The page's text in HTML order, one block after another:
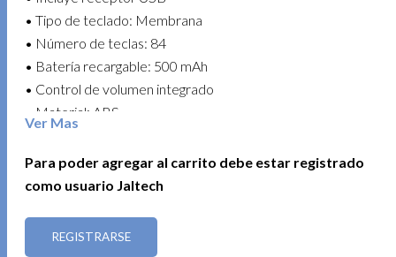
• Tipo de teclado: Membrana
• Número de teclas: 84
• Batería recargable: 500 mAh
• Control de volumen integrado
• Material: ABS
Ideal para oficina, estudio o uso diario, combinando
conectividad versátil y diseño compacto en un solo
MINI MOUSE 2.4G BLACK 9511 COD. 11323
Ver Mas
Para poder agregar al carrito debe estar registrado
como usuario Jaltech
REGISTRARSE